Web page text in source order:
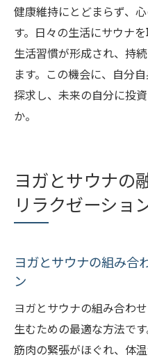
健康維持にとどまらず、
す。日々の生活にサウナ
生活習慣が形成され、持
ます。この機会に、自分
探求し、未来の自分に投
か。
ヨガとサウナの
リラクゼーショ
ヨガとサウナの組み合
ン
ヨガとサウナの組み合わ
生むための最適な方法で
筋肉の緊張がほぐれ、体